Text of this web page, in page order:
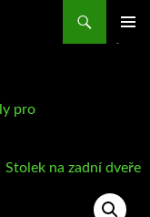
pro
Stolek na zadní dveře